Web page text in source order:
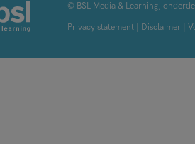
© BSL Media & Learning,
Privacy statement
Disclaimer